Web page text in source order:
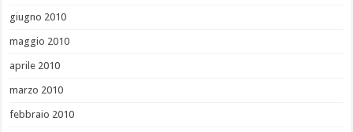
giugno 2010
maggio 2010
aprile 2010
marzo 2010
febbraio 2010